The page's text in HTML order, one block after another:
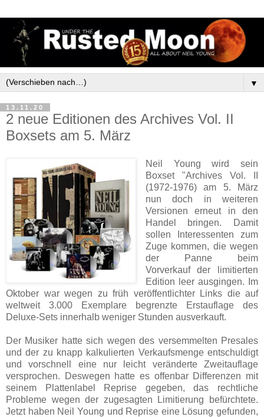
▼
13.11.20
2 neue Editionen des Archives Vol. II
Boxsets am 5. März
Neil Young wird sein
Boxset "Archives Vol. II
(1972-1976) am 5. März
nun doch in weiteren
Versionen erneut in den
Handel bringen. Damit
sollen Interessenten zum
Zuge kommen, die wegen
der Panne beim
Vorverkauf der limitierten
Edition leer ausgingen. Im
Oktober war wegen zu früh veröffentlichter Links die auf
weltweit 3.000 Exemplare begrenzte Erstauflage des
Deluxe-Sets innerhalb weniger Stunden ausverkauft.
Der Musiker hatte sich wegen des versemmelten Presales
und der zu knapp kalkulierten Verkaufsmenge entschuldigt
und vorschnell eine nur leicht veränderte Zweitauflage
versprochen. Deswegen hatte es offenbar Differenzen mit
seinem Plattenlabel Reprise gegeben, das rechtliche
Probleme wegen der zugesagten Limitierung befürchtete.
Jetzt haben Neil Young und Reprise eine Lösung gefunden,